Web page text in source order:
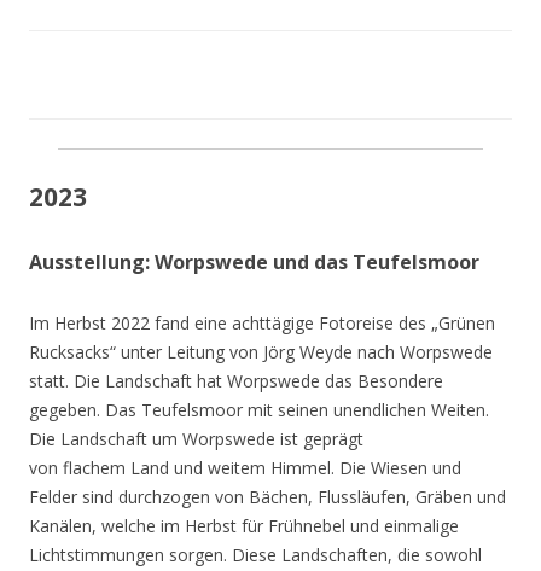
2023
Ausstellung: Worpswede und das Teufelsmoor
Im Herbst 2022 fand eine achttägige Fotoreise des „Grünen
Rucksacks“ unter Leitung von Jörg Weyde nach Worpswede
statt. Die Landschaft hat Worpswede das Besondere
gegeben. Das Teufelsmoor mit seinen unendlichen Weiten.
Die Landschaft um Worpswede ist geprägt
von flachem Land und weitem Himmel. Die Wiesen und
Felder sind durchzogen von Bächen, Flussläufen, Gräben und
Kanälen, welche im Herbst für Frühnebel und einmalige
Lichtstimmungen sorgen. Diese Landschaften, die sowohl